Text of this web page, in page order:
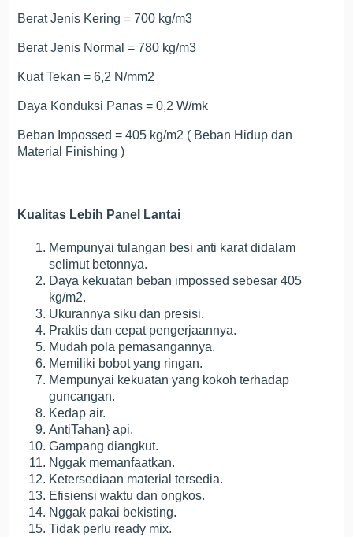
Berat Jenis Kering = 700 kg/m3
Berat Jenis Normal = 780 kg/m3
Kuat Tekan = 6,2 N/mm2
Daya Konduksi Panas = 0,2 W/mk
Beban Impossed = 405 kg/m2 ( Beban Hidup dan
Material Finishing )
Kualitas Lebih Panel Lantai
Mempunyai tulangan besi anti karat didalam
selimut betonnya.
Daya kekuatan beban impossed sebesar 405
kg/m2.
Ukurannya siku dan presisi.
Praktis dan cepat pengerjaannya.
Mudah pola pemasangannya.
Memiliki bobot yang ringan.
Mempunyai kekuatan yang kokoh terhadap
guncangan.
Kedap air.
AntiTahan} api.
Gampang diangkut.
Nggak memanfaatkan.
Ketersediaan material tersedia.
Efisiensi waktu dan ongkos.
Nggak pakai bekisting.
Tidak perlu ready mix.